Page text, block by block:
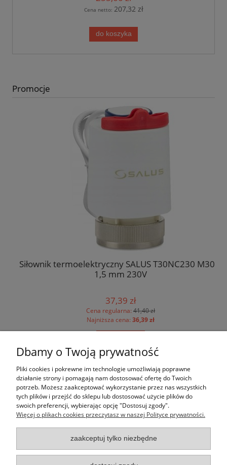
Cena netto: 207,32 zł
do koszyka
Promocje
Siłownik termoelektryczny SALUS T30NC230 M30 X
1,5 mm 230V
37,39 zł
Cena regularna:41,40 zł
Najniższa cena:36,39 zł
Pomoc
Moje konto
Płatności i dostawa
Informacje
Dbamy o Twoją prywatność
Pliki cookies i pokrewne im technologie umożliwiają poprawne
działanie strony i pomagają nam dostosować ofertę do Twoich
potrzeb. Możesz zaakceptować wykorzystanie przez nas wszystkich
tych plików i przejść do sklepu lub dostosować użycie plików do
swoich preferencji, wybierając opcję "Dostosuj zgody".
Więcej o plikach cookies przeczytasz w naszej Polityce prywatności.
zaakceptuj tylko niezbędne